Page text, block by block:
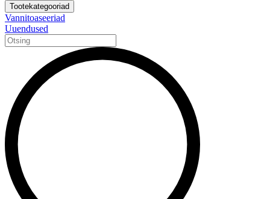
Tootekategooriad
Vannitoaseeriad
Uuendused